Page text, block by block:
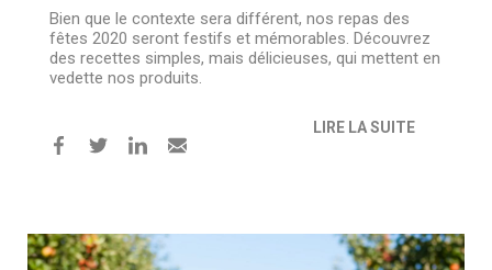
Bien que le contexte sera différent, nos repas des
fêtes 2020 seront festifs et mémorables. Découvrez
des recettes simples, mais délicieuses, qui mettent en
vedette nos produits.
LIRE LA SUITE